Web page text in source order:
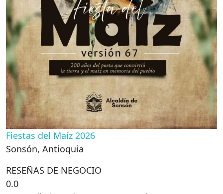
Fiestas del Maíz 2026
Sonsón, Antioquia
RESEÑAS DE NEGOCIO
0.0